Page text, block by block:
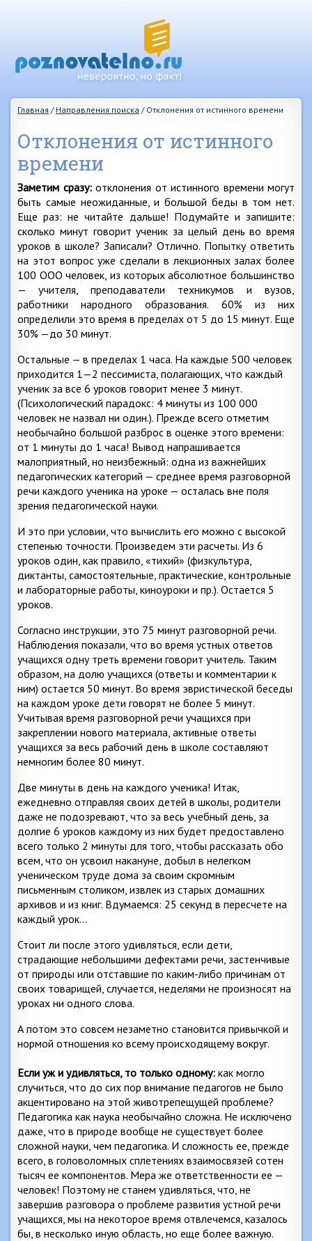
Главная / Направления поиска / Отклонения от истинного времени
Отклонения от истинного
времени
Заметим сразу:отклонения от истинного времени могут
быть самые неожиданные, и большой беды в том нет.
Еще раз: не читайте дальше! Подумайте и запишите:
сколько минут говорит ученик за целый день во время
уроков в школе? Записали? Отлично. Попытку ответить
на этот вопрос уже сделали в лекционных залах более
100 ООО человек, из которых абсолютное большинство
— учителя, преподаватели техникумов и вузов,
работники народного образования. 60% из них
определили это время в пределах от 5 до 15 минут. Еще
30% —до 30 минут.
Остальные — в пределах 1 часа. На каждые 500 человек
приходится 1—2 пессимиста, полагающих, что каждый
ученик за все 6 уроков говорит менее 3 минут.
(Психологический парадокс: 4 минуты из 100 000
человек не назвал ни один.). Прежде всего отметим
необычайно большой разброс в оценке этого времени:
от 1 минуты до 1 часа! Вывод напрашивается
малоприятный, но неизбежный: одна из важнейших
педагогических категорий — среднее время разговорной
речи каждого ученика на уроке — осталась вне поля
зрения педагогической науки.
И это при условии, что вычислить его можно с высокой
степенью точности. Произведем эти расчеты. Из 6
уроков один, как правило, «тихий» (физкультура,
диктанты, самостоятельные, практические, контрольные
и лабораторные работы, киноуроки и пр.). Остается 5
уроков.
Согласно инструкции, это 75 минут разговорной речи.
Наблюдения показали, что во время устных ответов
учащихся одну треть времени говорит учитель. Таким
образом, на долю учащихся (ответы и комментарии к
ним) остается 50 минут. Во время эвристической беседы
на каждом уроке дети говорят не более 5 минут.
Учитывая время разговорной речи учащихся при
закреплении нового материала, активные ответы
учащихся за весь рабочий день в школе составляют
немногим более 80 минут.
Две минуты в день на каждого ученика! Итак,
ежедневно отправляя своих детей в школы, родители
даже не подозревают, что за весь учебный день, за
долгие 6 уроков каждому из них будет предоставлено
всего только 2 минуты для того, чтобы рассказать обо
всем, что он усвоил накануне, добыл в нелегком
ученическом труде дома за своим скромным
письменным столиком, извлек из старых домашних
архивов и из книг. Вдумаемся: 25 секунд в пересчете на
каждый урок…
Стоит ли после этого удивляться, если дети,
страдающие небольшими дефектами речи, застенчивые
от природы или отставшие по каким-либо причинам от
своих товарищей, случается, неделями не произносят на
уроках ни одного слова.
А потом это совсем незаметно становится привычкой и
нормой отношения ко всему происходящему вокруг.
Если уж и удивляться, то только одному: как могло
случиться, что до сих пор внимание педагогов не было
акцентировано на этой животрепещущей проблеме?
Педагогика как наука необычайно сложна. Не исключено
даже, что в природе вообще не существует более
сложной науки, чем педагогика. И сложность ее, прежде
всего, в головоломных сплетениях взаимосвязей сотен
тысяч ее компонентов. Мера же ответственности ее —
человек! Поэтому не станем удивляться, что, не
завершив разговора о проблеме развития устной речи
учащихся, мы на некоторое время отвлечемся, казалось
бы, в несколько иную область, но еще более важную.